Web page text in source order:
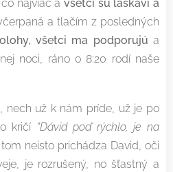
čo najviac avšetci sú laskaví a
a tlačím z posledných
všetci ma podporujú a
noci, ráno o 8:20 rodí naše
nech už k nám príde, už je po
kričí "Dávid poď rýchlo, je na
neisto prichádza David, oči
je rozrušený, no šťastný a